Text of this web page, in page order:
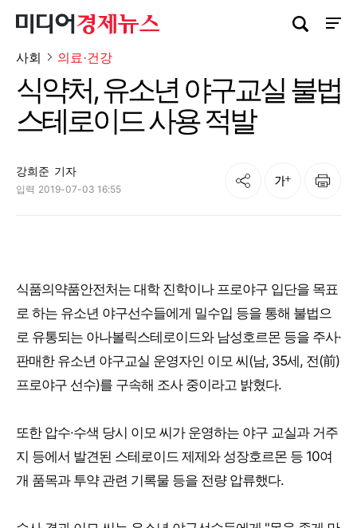
사이
검색창 열기
사회 의료·건강
식약처, 유소년 야구교실 불법
스테로이드 사용 적발
강희준 기자
입력 2019-07-03 16:55
공유 글자크기 인쇄
식품의약품안전처는 대학 진학이나 프로야구 입단을 목표
로 하는 유소년 야구선수들에게 밀수입 등을 통해 불법으
로 유통되는 아나볼릭스테로이드와 남성호르몬 등을 주사·
판매한 유소년 야구교실 운영자인 이모 씨(남, 35세, 전(前)
프로야구 선수)를 구속해 조사 중이라고 밝혔다.
또한 압수·수색 당시 이모 씨가 운영하는 야구 교실과 거주
지 등에서 발견된 스테로이드 제제와 성장호르몬 등 10여
개 품목과 투약 관련 기록물 등을 전량 압류했다.